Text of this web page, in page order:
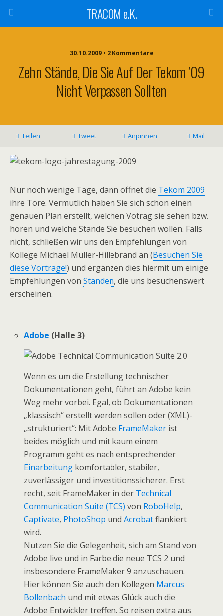
TRACOM e.K.
30.10.2009 • 2 Kommentare
Zehn Stände, Die Sie Auf Der Tekom ’09
Nicht Verpassen Sollten
Teilen Tweet Anpinnen Mail
Nur noch wenige Tage, dann öffnet die Tekom 2009
ihre Tore. Vermutlich haben Sie sich schon einen
genauen Plan erstellt, welchen Votrag sie sehen bzw.
hören und welche Stände Sie besuchen wollen. Falls
nicht, schließen wir uns den Empfehlungen von
Kollege Michael Müller-Hillebrand an (Besuchen Sie
diese Vorträge!) und ergänzen dies hiermit um einige
Empfehlungen von Ständen, die uns besuchenswert
erscheinen.
Adobe (Halle 3)
Wenn es um die Erstellung technischer
Dokumentationen geht, führt an Adobe kein
Weg mehr vorbei. Egal, ob Dokumentationen
„klassisch“ erstellt werden sollen oder (XML)-
„strukturiert“: Mit Adobe FrameMaker ist
beides möglich und mit kaum einem
Programm geht es nach entsprechender
Einarbeitung komfortabler, stabiler,
zuverlässiger und investitionssicherer. Erst
recht, seit FrameMaker in der Technical
Communication Suite (TCS) von RoboHelp,
Captivate, PhotoShop undAcrobatflankiert
wird.
Nutzen Sie die Gelegenheit, sich am Stand von
Adobe live und in Farbe die neue TCS 2 und
insbesondere FrameMaker 9 anzuschauen.
Hier können Sie auch den Kollegen Marcus
Bollenbach und mit etwas Glück auch die
Adobe Entwickler treffen. So reisen extra aus